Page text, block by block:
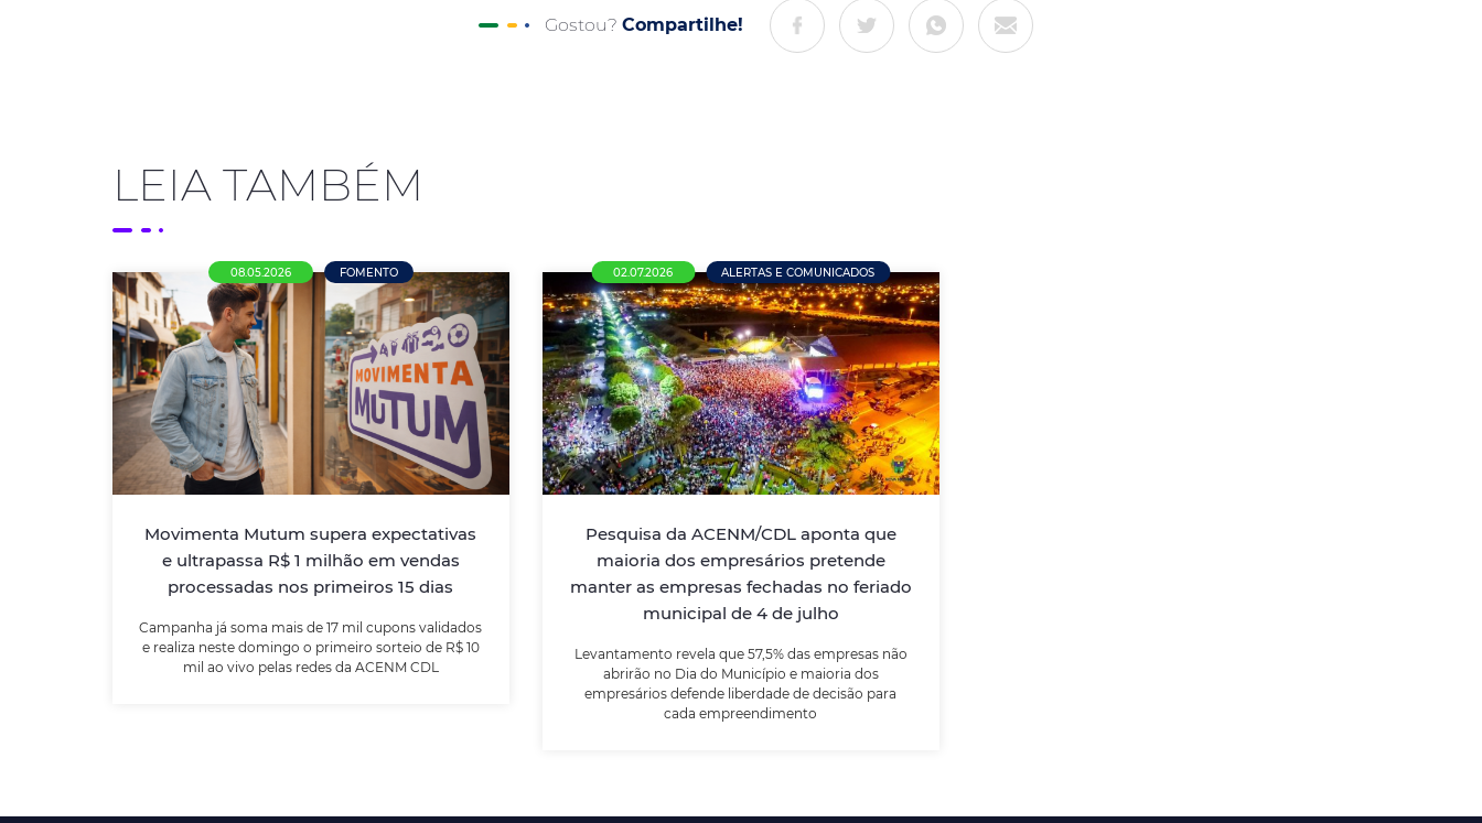
Gostou? Compartilhe!
LEIA TAMBÉM
08.05.2026 FOMENTO
Movimenta Mutum supera expectativas
e ultrapassa R$ 1 milhão em vendas
processadas nos primeiros 15 dias
Campanha já soma mais de 17 mil cupons validados
e realiza neste domingo o primeiro sorteio de R$ 10
mil ao vivo pelas redes da ACENM CDL
Movimenta Mutum supera
expectativas e ultrapassa R$ 1
milhão em vendas processadas
nos primeiros 15 dias
primeiro sorteio de R$ 10 mil ao vivo pelas
redes da ACENM CDL
LEIA MAIS
02.07.2026 ALERTAS E COMUNICADOS
Pesquisa da ACENM/CDL aponta que
maioria dos empresários pretende
manter as empresas fechadas no feriado
municipal de 4 de julho
Levantamento revela que 57,5% das empresas não
abrirão no Dia do Município e maioria dos
empresários defende liberdade de decisão para
cada empreendimento
Pesquisa da ACENM/CDL aponta
que maioria dos empresários
pretende manter as empresas
fechadas no feriado municipal de
4 de julho
Levantamento revela que 57,5% das
empresas não abrirão no Dia do Município e
de decisão para cada empreendimento
LEIA MAIS